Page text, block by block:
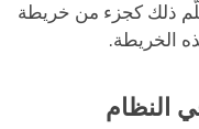
ذلك كجزء من خريطة
الخريطة.
النظام